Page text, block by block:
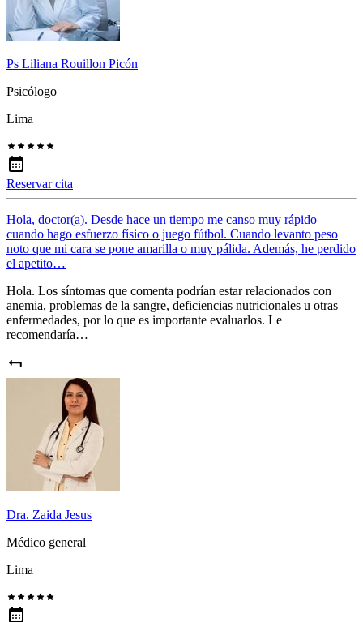
Ps Liliana Rouillon Picón
Psicólogo
Lima
Reservar cita
Hola, doctor(a). Desde hace un tiempo me canso muy rápido
cuando hago esfuerzo físico o juego fútbol. Cuando levanto peso
noto que mi cara se pone amarilla o muy pálida. Además, he perdido
el apetito…
Hola. Los síntomas que comenta podrían estar relacionados con
anemia, problemas de la sangre, deficiencias nutricionales u otras
enfermedades, por lo que es importante evaluarlos. Le
recomendaría…
Dra. Zaida Jesus
Médico general
Lima